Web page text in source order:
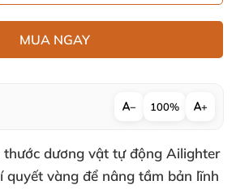
MUA NGAY
− 100% +
dương vật tự động Ailighter
quyết vàng để nâng tầm bản lĩnh